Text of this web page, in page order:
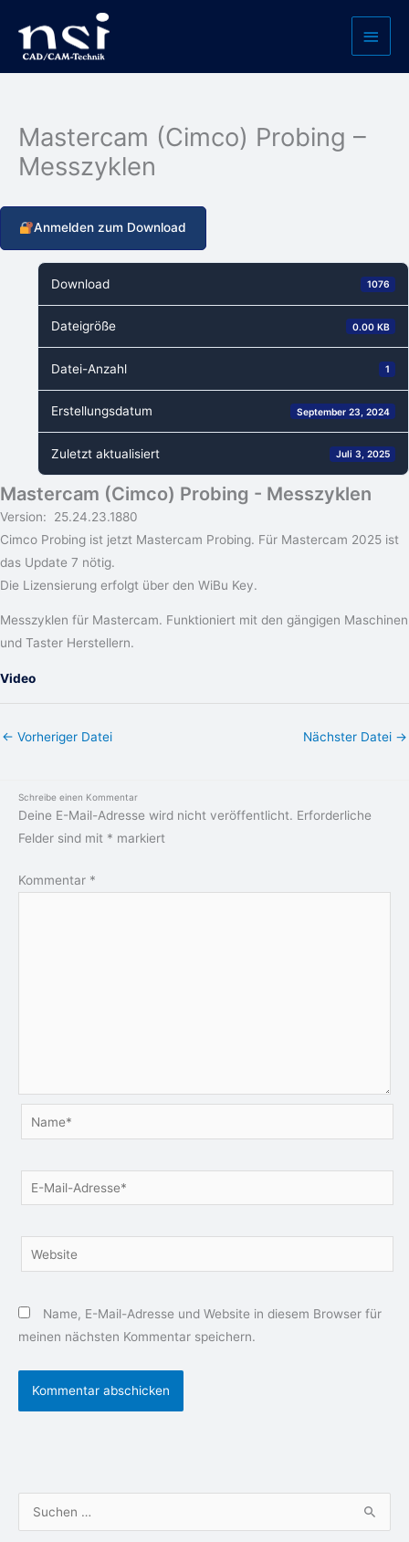
Inhalt
springen
Mastercam (Cimco) Probing –
Messzyklen
Anmelden zum Download
Download 1076
Dateigröße 0.00 KB
Datei-Anzahl 1
Erstellungsdatum September 23, 2024
Zuletzt aktualisiert Juli 3, 2025
Mastercam (Cimco) Probing - Messzyklen
Version: 25.24.23.1880
Cimco Probing ist jetzt Mastercam Probing. Für Mastercam 2025 ist
das Update 7 nötig.
Die Lizensierung erfolgt über den WiBu Key.
Messzyklen für Mastercam. Funktioniert mit den gängigen Maschinen
und Taster Herstellern.
Video
← Vorheriger Datei Nächster Datei →
Schreibe einen Kommentar
Deine E-Mail-Adresse wird nicht veröffentlicht. Erforderliche
Felder sind mit * markiert
Kommentar *
Name*
Mail-
Website
Name, E-Mail-Adresse und Website in diesem Browser für
meinen nächsten Kommentar speichern.